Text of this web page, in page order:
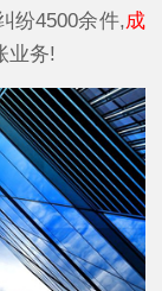
纷4500余件,成
业务!